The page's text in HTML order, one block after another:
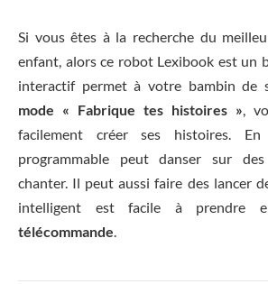
Si vous êtes à la recherche du
enfant, alors ce robot Lexibook est un
interactif permet à votre bambin de
mode « Fabrique tes histoires »,
facilement créer ses histoires.
programmable peut danser sur
chanter. Il peut aussi faire des lancer
intelligent est facile à prendre
télécommande.